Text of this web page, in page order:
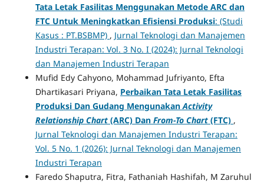
Tata Letak Fasilitas Menggunakan Metode ARC dan
FTC Untuk Meningkatkan Efisiensi Produksi: (Studi
Kasus : PT.BSBMP) , Jurnal Teknologi dan Manajemen
Industri Terapan: Vol. 3 No. I (2024): Jurnal Teknologi
dan Manajemen Industri Terapan
Mufid Edy Cahyono, Mohammad Jufriyanto, Efta
Dhartikasari Priyana, Perbaikan Tata Letak Fasilitas
Produksi Dan Gudang MengunakanActivity
Relationship Chart (ARC) Dan From-To Chart (FTC) ,
Jurnal Teknologi dan Manajemen Industri Terapan:
Vol. 5 No. 1 (2026): Jurnal Teknologi dan Manajemen
Industri Terapan
Faredo Shaputra, Fitra, Fathaniah Hashifah, M Zaruhul